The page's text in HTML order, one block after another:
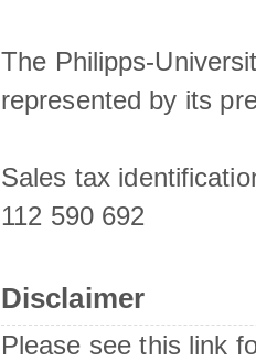
The Philipps-
represented by its
Sales tax
112 590 692
Disclaimer
Please see this link